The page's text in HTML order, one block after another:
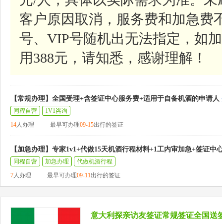
客户原因取消，服务费和加急费
号、VIP号随机出无法指定，如
用388元，请知悉，感谢理解！
【常规办理】全国受理+含签证中心服务费+适用于自备机酒的申请人
同程自营
1V1咨询
14人办理 最早可办理09-15出行的签证
【加急办理】专家1v1+代做15天机酒行程材料+1工内审加急+签证中
同程自营 加急办理
代做机酒行程
7人办理 最早可办理09-11出行的签证
意大利探亲访友签证常规签证全国送